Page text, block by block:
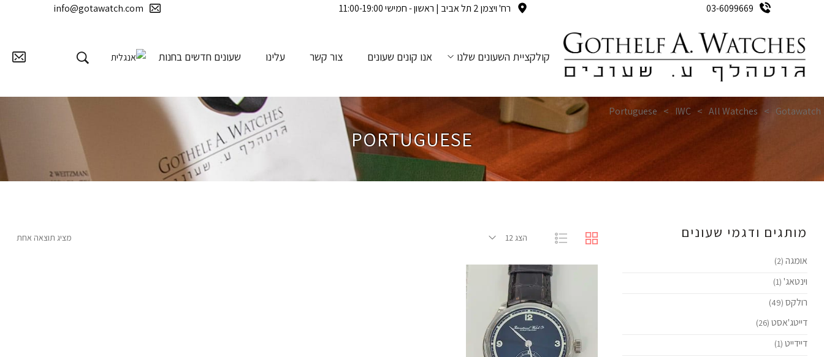
03-6099669 רח' ויצמן 2 תל אביב | ראשון - חמישי 11:00-19:00 info@gotawatch.com
קולקציית השעונים שלנו אנו קונים שעונים צור קשר עלינו שעונים חדשים בחנות
PORTUGUESE
Gotawatch
>
All Watches
>
IWC
>
Portuguese
מותגים ודגמי שעונים
אומגה (2)
וינטאג' (1)
רולקס (49)
דייטג'אסט (26)
דיידייט (1)
מציג תוצאה אחת הצג 12